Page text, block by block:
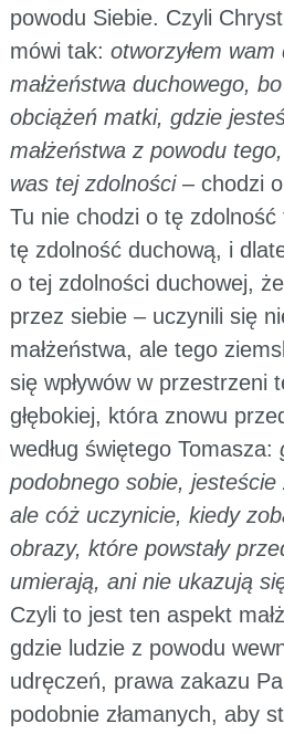
powodu Siebie. Czyli
mówi tak: otworzyłem
małżeństwa duchowego,
obciążeń matki, gdzie
małżeństwa z powodu
was tej zdolności– chodzi o
Tu nie chodzi o tę
tę zdolność duchową, i
o tej zdolności duchowej,
przez siebie – uczynili się
małżeństwa, ale tego
się wpływów w przestrzeni
głębokiej, która znowu
według świętego Tomasza:
podobnego sobie, jesteście
ale cóż uczynicie, kiedy
obrazy, które powstały
umierają, ani nie ukazują
Czyli to jest ten aspekt
gdzie ludzie z powodu
udręczeń, prawa zakazu
podobnie złamanych, aby